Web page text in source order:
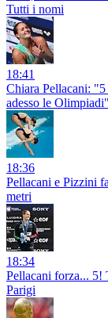
Tutti i nomi
18:41
Chiara Pellacani:
adesso le Olimpiadi"
18:36
Pellacani e Pizzini
metri
18:34
Pellacani forza... 5!
Parigi